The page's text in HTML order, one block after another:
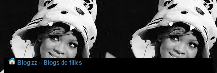
Blogizz » Blogs de filles